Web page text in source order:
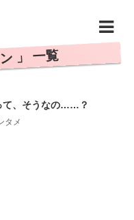
」 一覧
て、そうなの……？
タメ